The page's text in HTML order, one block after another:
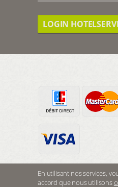
LOGIN
En utilisant nos services,
accord que nous utilisons